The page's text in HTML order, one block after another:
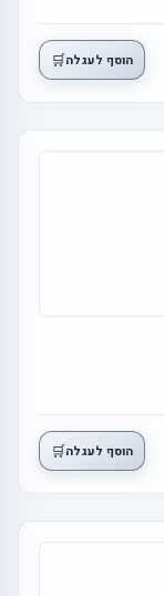
הוסף לעגלה🛒
הוסף לעגלה🛒